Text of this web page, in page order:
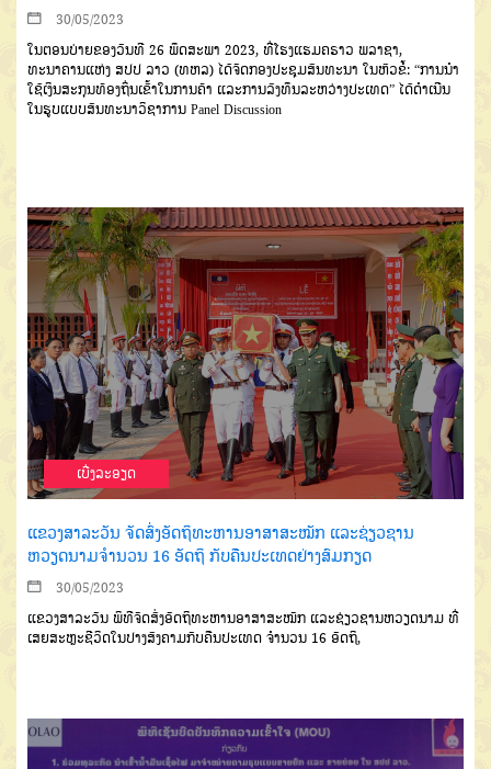
30/05/2023
ໃນຕອນບ່າຍຂອງວັນທີ 26 ພຶດສະພາ 2023, ທີ່ໂຮງແຮມຄຣາວ ພລາຊາ,
ທະນາຄານແຫ່ງ ສປປ ລາວ (ທຫລ) ໄດ້ຈັດກອງປະຊຸມສົນທະນາ ໃນຫົວຂໍ້: “ການນຳ
ໃຊ້ເງິນສະກຸນທ້ອງຖິ່ນເຂົ້າໃນການຄ້າ ແລະການລົງທຶນລະຫວ່າງປະເທດ” ໄດ້ດຳເນີນ
ໃນຮູບແບບສົນທະນາວິຊາການ Panel Discussion
ເບີ່ງລະອຽດ
ແຂວງສາລະວັນ ຈັດສົ່ງອັດຖິທະຫານອາສາສະໝັກ ແລະຊ່ຽວຊານ
ຫວຽດນາມຈຳນວນ 16 ອັດຖິ ກັບຄືນປະເທດຢ່າງສົມກຽດ
30/05/2023
ແຂວງສາລະວັນ ພິທີຈັດສົ່ງອັດຖິທະຫານອາສາສະໝັກ ແລະຊ່ຽວຊານຫວຽດນາມ ທີ່
ເສຍສະຫຼະຊີວິດໃນປາງສົງຄາມກັບຄືນປະເທດ ຈຳນວນ 16 ອັດຖິ,